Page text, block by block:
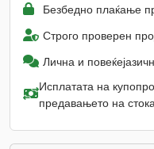
Безбедно плаќање
Строго проверен
Лична и
Исплатата на
предавањето на